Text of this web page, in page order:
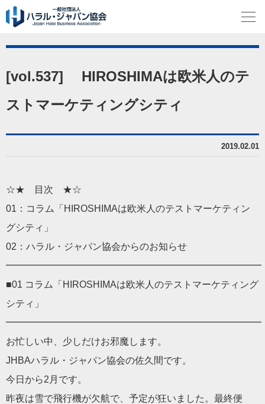
[vol.537] HIROSHIMAは欧米人のテ
ストマーケティングシティ
2019.02.01
☆★ 目次 ★☆
01：コラム「HIROSHIMAは欧米人のテストマーケティン
グシティ」
02：ハラル・ジャパン協会からのお知らせ
━━━━━━━━━━━━━━━━━━━━━━━━━━━
■01 コラム「HIROSHIMAは欧米人のテストマーケティング
シティ」
━━━━━━━━━━━━━━━━━━━━━━━━━━━
お忙しい中、少しだけお邪魔します。
JHBAハラル・ジャパン協会の佐久間です。
今日から2月です。
昨夜は雪で飛行機が欠航で、予定が狂いました。最終便